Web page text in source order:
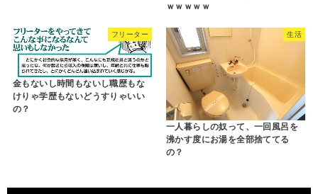
ｗｗｗｗｗ
フリーター
金もないし時間もないし職歴もな
けりゃ学歴もないどうすりゃいい
の？
生活
一人暮らしの奴って、一回風呂を
沸かす度にお湯を全部捨ててる
の？